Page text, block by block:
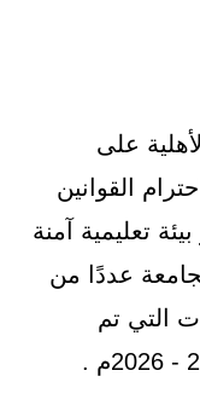
على
القوانين
تعليمية آمنة
عددًا من
التي تم